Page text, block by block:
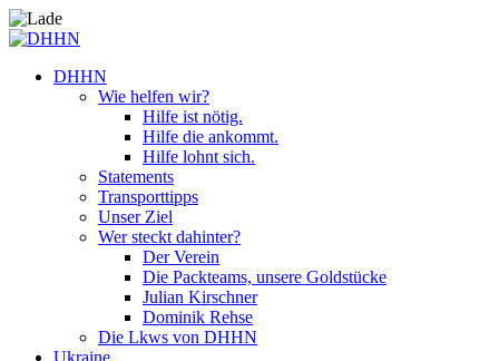
DHHN
Wie helfen wir?
Hilfe ist nötig.
Hilfe die ankommt.
Hilfe lohnt sich.
Statements
Transporttipps
Unser Ziel
Wer steckt dahinter?
Der Verein
Die Packteams, unsere Goldstücke
Julian Kirschner
Dominik Rehse
Die Lkws von DHHN
Ukraine